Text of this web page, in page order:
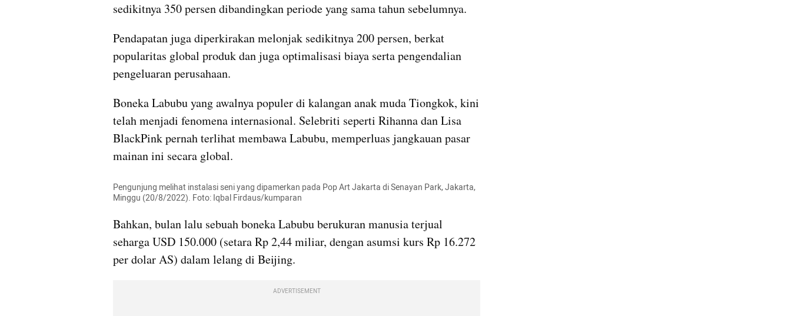
sedikitnya 350 persen dibandingkan periode yang sama tahun sebelumnya.
Pendapatan juga diperkirakan melonjak sedikitnya 200 persen, berkat
popularitas global produk dan juga optimalisasi biaya serta pengendalian
pengeluaran perusahaan.
Boneka Labubu yang awalnya populer di kalangan anak muda Tiongkok, kini
telah menjadi fenomena internasional. Selebriti seperti Rihanna dan Lisa
BlackPink pernah terlihat membawa Labubu, memperluas jangkauan pasar
mainan ini secara global.
Pengunjung melihat instalasi seni yang dipamerkan pada Pop Art Jakarta di Senayan Park, Jakarta,
Minggu (20/8/2022). Foto: Iqbal Firdaus/kumparan
Bahkan, bulan lalu sebuah boneka Labubu berukuran manusia terjual
seharga USD 150.000 (setara Rp 2,44 miliar, dengan asumsi kurs Rp 16.272
per dolar AS) dalam lelang di Beijing.
ADVERTISEMENT